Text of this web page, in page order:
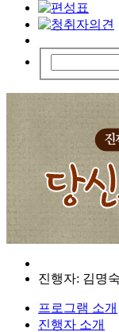
진행자: 김명
프로그램 소개
진행자 소개